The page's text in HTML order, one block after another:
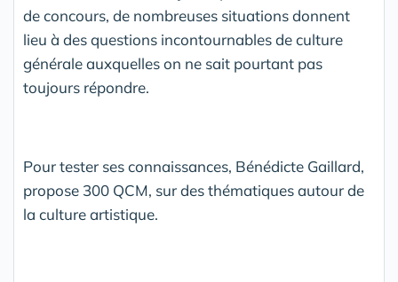
de concours, de nombreuses situations donnent
lieu à des questions incontournables de culture
générale auxquelles on ne sait pourtant pas
toujours répondre.
Pour tester ses connaissances, Bénédicte Gaillard,
propose 300 QCM, sur des thématiques autour de
la culture artistique.